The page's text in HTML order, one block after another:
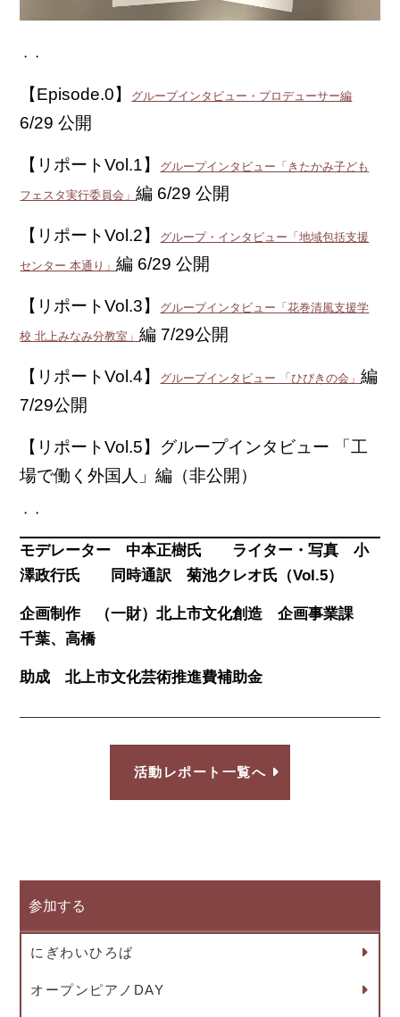
参加する
にぎわいひろば
オープンピアノDAY
・・
【Episode.0】 グループインタビュー・プロデューサー編
6/29 公開
【リポートVol.1】 グループインタビュー「きたかみ子ども
フェスタ実行委員会」編 6/29 公開
【リポートVol.2】 グループ・インタビュー「地域包括支援
センター 本通り」編 6/29 公開
【リポートVol.3】 グループインタビュー「花巻清風支援学
校 北上みなみ分教室」編 7/29公開
【リポートVol.4】 グループインタビュー 「ひびきの会」編
7/29公開
【リポートVol.5】グループインタビュー 「工
場で働く外国人」編（非公開）
・・
モデレーター 中本正樹氏 ライター・写真 小
澤政行氏 同時通訳 菊池クレオ氏（Vol.5）
企画制作 （一財）北上市文化創造 企画事業課
千葉、高橋
助成 北上市文化芸術推進費補助金
活動レポート一覧へ